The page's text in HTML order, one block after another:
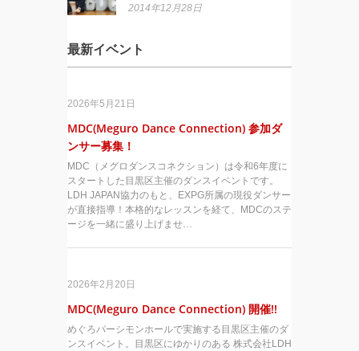
2014年12月28日
最新イベント
2026年5月21日
MDC(Meguro Dance Connection) 参加ダ
ンサー募集！
MDC（メグロダンスコネクション）は令和6年度に
スタートした目黒区主催のダンスイベントです。
LDH JAPAN協力のもと、EXPG所属の現役ダンサー
が直接指導！本格的なレッスンを経て、MDCのステ
ージを一緒に盛り上げませ…
2026年2月20日
MDC(Meguro Dance Connection) 開催!!
めぐろパーシモンホールで実施する目黒区主催のダ
ンスイベント。目黒区にゆかりのある 株式会社LDH